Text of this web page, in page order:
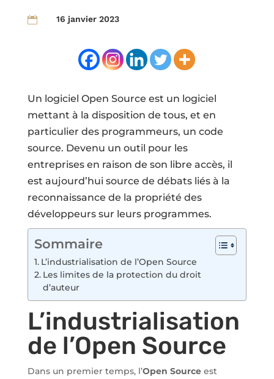
 16 janvier 2023
Un logiciel Open Source est un logiciel
mettant à la disposition de tous, et en
particulier des programmeurs, un code
source. Devenu un outil pour les
entreprises en raison de son libre accès, il
est aujourd’hui source de débats liés à la
reconnaissance de la propriété des
développeurs sur leurs programmes.
Sommaire
L’industrialisation de l’Open Source
Les limites de la protection du droit
d’auteur
L’industrialisation
de l’Open Source
Dans un premier temps, l’Open Sourceest